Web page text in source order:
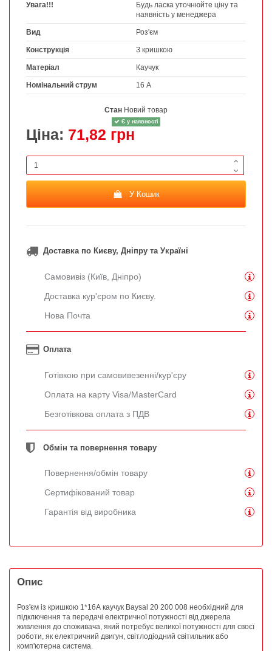
Увага!!!
Будь ласка уточнюйте ціну та
наявність у менеджера
Вид Роз'єм
Конструкція З кришкою
Матеріал Каучук
Номінальний струм 16 А
Стан Новий товар
Є у наявності
Ціна: 71,82 грн
У Кошик
Доставка по Києву, Дніпру та Україні
Самовивіз (Київ, Дніпро)
Доставка кур'єром по Києву.
Нова Почта
Оплата
Готівкою при самовивезенні/кур'єру
Оплата на карту Visa/MasterCard
Безготівкова оплата з ПДВ
Обмін та повернення товару
Повернення/обмін товару
Сертифікований товар
Гарантія від виробника
Опис
Роз'єм із кришкою 1*16А каучук Baysal 20 200 008 необхідний для
підключення та передачі електричної потужності від джерела
живлення до споживача, який потребує великої потужності для своєї
роботи, як електричний двигун, світлодіодний світильник або
комп'ютерна система.